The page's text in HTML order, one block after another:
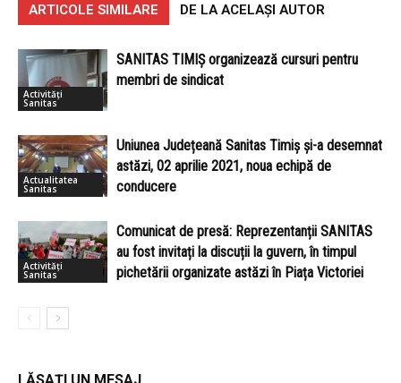
ARTICOLE SIMILARE DE LA ACELAȘI AUTOR
Activități
Sanitas
SANITAS TIMIȘ organizează cursuri pentru
membri de sindicat
Actualitatea
Sanitas
Uniunea Județeană Sanitas Timiș și-a desemnat
astăzi, 02 aprilie 2021, noua echipă de
conducere
Activități
Sanitas
Comunicat de presă: Reprezentanții SANITAS
au fost invitați la discuții la guvern, în timpul
pichetării organizate astăzi în Piața Victoriei